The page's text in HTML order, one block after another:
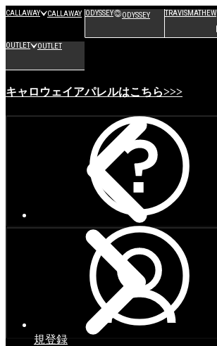
CALLAWAY CALLAWAY ODYSSEY ODYSSEY TRAVISMATHEW
OUTLET OUTLET
キャロウェイアパレルはこちら>>>
規登録